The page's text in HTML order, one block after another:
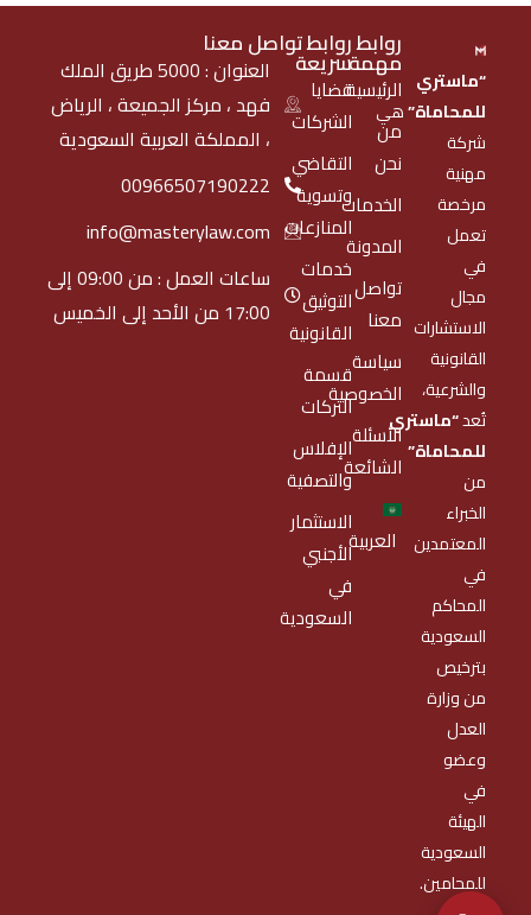
“ماستري
للمحاماة”هي
شركة
مهنية
مرخصة
تعمل
في
مجال
الاستشارات
القانونية
والشرعية،
تُعد“ماستري
للمحاماة”
من
الخبراء
المعتمدين
في
المحاكم
السعودية
بترخيص
من وزارة
العدل
وعضو
في
الهيئة
السعودية
للمحامين.
روابط
مهمة
الرئيسية
من
نحن
الخدمات
المدونة
تواصل
معنا
سياسة
الخصوصية
الأسئلة
الشائعة
العربية
روابط
سريعة
قضايا
الشركات
التقاضي
وتسوية
المنازعات
خدمات
التوثيق
القانونية
قسمة
التركات
الإفلاس
والتصفية
الاستثمار
الأجنبي
في
السعودية
تواصل معنا
العنوان : 5000 طريق الملك
فهد ، مركز الجميعة ، الرياض
، المملكة العربية السعودية
00966507190222
info@masterylaw.com
ساعات العمل : من 09:00 إلى
17:00 من الأحد إلى الخميس